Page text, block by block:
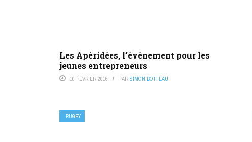
Les Apéridées, l’événement pour les
jeunes entrepreneurs
10 FÉVRIER 2016 PAR SIMON BOTTEAU
RUGBY